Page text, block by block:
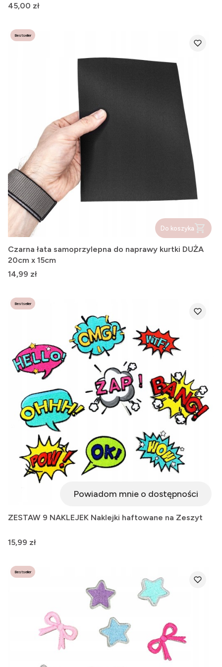
Cena
45,00 zł
Bestseller
Do koszyka
Czarna łata samoprzylepna do naprawy kurtki DUŻA
20cm x 15cm
Cena
14,99 zł
Bestseller
Powiadom mnie o dostępności
ZESTAW 9 NAKLEJEK Naklejki haftowane na Zeszyt
Cena
15,99 zł
Bestseller